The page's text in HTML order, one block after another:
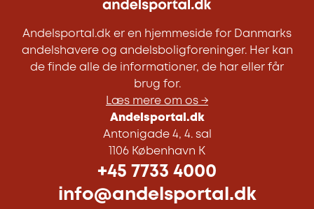
Andelsportal.dk er en hjemmeside for Danmarks
andelshavere og andelsboligforeninger. Her kan
de finde alle de informationer, de har eller får
brug for.
Læs mere om os →
Andelsportal.dk
Antonigade 4, 4. sal
1106 København K
+45 7733 4000
info@andelsportal.dk